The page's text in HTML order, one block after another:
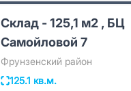
Склад - 125,1 м2 , БЦ
Самойловой 7
Фрунзенский район
125.1 кв.м.